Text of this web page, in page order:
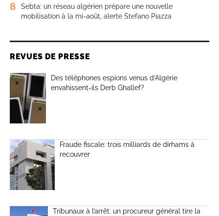
8
Sebta: un réseau algérien prépare une nouvelle
mobilisation à la mi-août, alerte Stefano Piazza
REVUES DE PRESSE
Des téléphones espions venus d’Algérie
envahissent-ils Derb Ghallef?
Fraude fiscale: trois milliards de dirhams à
recouvrer
Tribunaux à l’arrêt: un procureur général tire la